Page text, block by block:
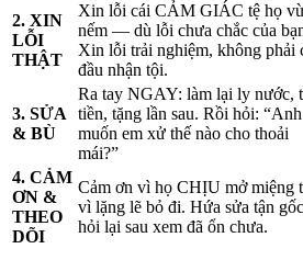
2. XIN
LỖI
THẬT
Xin lỗi cái CẢM GIÁC tệ họ
nếm — dù lỗi chưa chắc của
Xin lỗi trải nghiệm, không phải
đầu nhận tội.
3. SỬA
& BÙ
Ra tay NGAY: làm lại ly nước,
tiền, tặng lần sau. Rồi hỏi: “Anh
muốn em xử thế nào cho thoải
mái?”
4. CẢM
ƠN &
THEO
DÕI
Cảm ơn vì họ CHỊU mở miệng
vì lặng lẽ bỏ đi. Hứa sửa tận
hỏi lại sau xem đã ổn chưa.